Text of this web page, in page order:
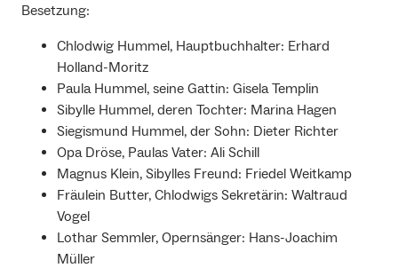
Besetzung:
Chlodwig Hummel, Hauptbuchhalter: Erhard
Holland-Moritz
Paula Hummel, seine Gattin: Gisela Templin
Sibylle Hummel, deren Tochter: Marina Hagen
Siegismund Hummel, der Sohn: Dieter Richter
Opa Dröse, Paulas Vater: Ali Schill
Magnus Klein, Sibylles Freund: Friedel Weitkamp
Fräulein Butter, Chlodwigs Sekretärin: Waltraud
Vogel
Lothar Semmler, Opernsänger: Hans-Joachim
Müller